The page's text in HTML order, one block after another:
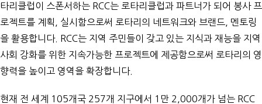
타리클럽이 스폰서하는 RCC는 로타리클럽과 파트너가 되어 봉사 프
로젝트를 계획, 실시함으로써 로타리의 네트워크와 브랜드, 멘토링
을 활용합니다. RCC는 지역 주민들이 갖고 있는 지식과 재능을 지역
사회 강화를 위한 지속가능한 프로젝트에 제공함으로써 로타리의 영
향력을 높이고 영역을 확장합니다.
현재 전 세계 105개국 257개 지구에서 1만 2,000개가 넘는 RCC